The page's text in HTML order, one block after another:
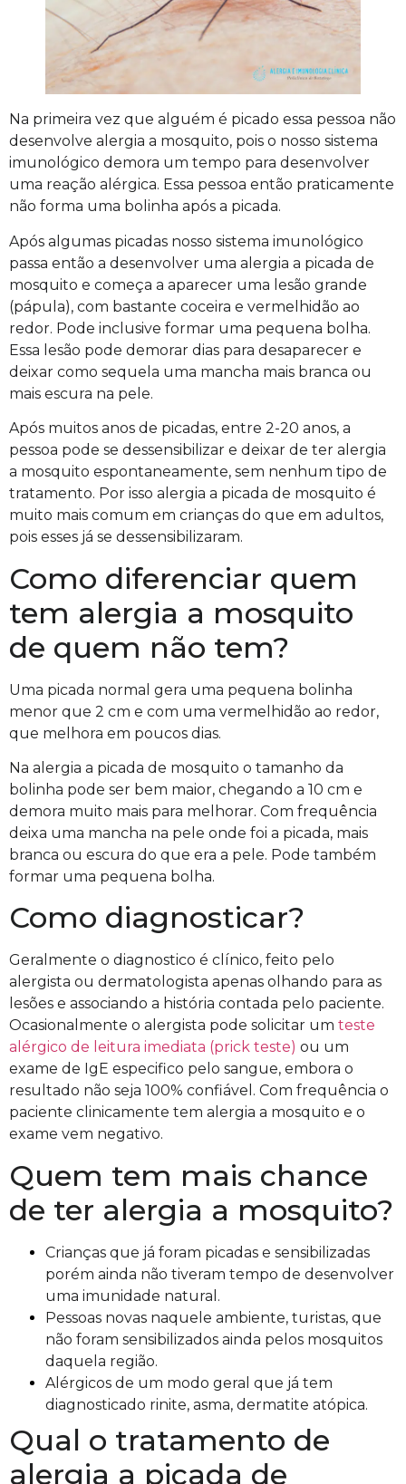
Na primeira vez que alguém é picado essa pessoa não
desenvolve alergia a mosquito, pois o nosso sistema
imunológico demora um tempo para desenvolver
uma reação alérgica. Essa pessoa então praticamente
não forma uma bolinha após a picada.
Após algumas picadas nosso sistema imunológico
passa então a desenvolver uma alergia a picada de
mosquito e começa a aparecer uma lesão grande
(pápula), com bastante coceira e vermelhidão ao
redor. Pode inclusive formar uma pequena bolha.
Essa lesão pode demorar dias para desaparecer e
deixar como sequela uma mancha mais branca ou
mais escura na pele.
Após muitos anos de picadas, entre 2-20 anos, a
pessoa pode se dessensibilizar e deixar de ter alergia
a mosquito espontaneamente, sem nenhum tipo de
tratamento. Por isso alergia a picada de mosquito é
muito mais comum em crianças do que em adultos,
pois esses já se dessensibilizaram.
Como diferenciar quem
tem alergia a mosquito
de quem não tem?
Uma picada normal gera uma pequena bolinha
menor que 2 cm e com uma vermelhidão ao redor,
que melhora em poucos dias.
Na alergia a picada de mosquito o tamanho da
bolinha pode ser bem maior, chegando a 10 cm e
demora muito mais para melhorar. Com frequência
deixa uma mancha na pele onde foi a picada, mais
branca ou escura do que era a pele. Pode também
formar uma pequena bolha.
Como diagnosticar?
Geralmente o diagnostico é clínico, feito pelo
alergista ou dermatologista apenas olhando para as
lesões e associando a história contada pelo paciente.
Ocasionalmente o alergista pode solicitar um teste
alérgico de leitura imediata (prick teste) ou um
exame de IgE especifico pelo sangue, embora o
resultado não seja 100% confiável. Com frequência o
paciente clinicamente tem alergia a mosquito e o
exame vem negativo.
Quem tem mais chance
de ter alergia a mosquito?
Crianças que já foram picadas e sensibilizadas
porém ainda não tiveram tempo de desenvolver
uma imunidade natural.
Pessoas novas naquele ambiente, turistas, que
não foram sensibilizados ainda pelos mosquitos
daquela região.
Alérgicos de um modo geral que já tem
diagnosticado rinite, asma, dermatite atópica.
Qual o tratamento de
alergia a picada de